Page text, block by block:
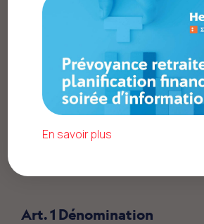
Home Statuts de l’APHEVs
STATUTS DE
DU PERSONNEL
HAUTES ÉCOLES
Art. 1 Dénomination
En savoir plus